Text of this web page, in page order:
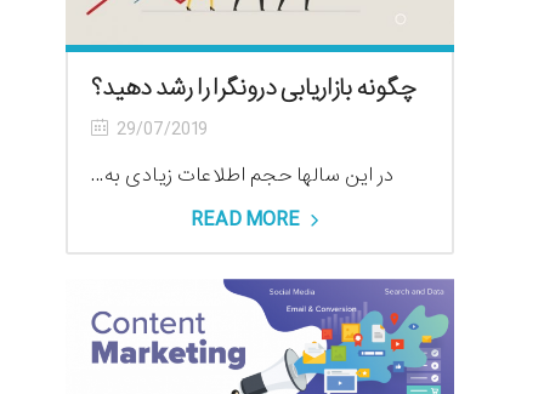
چگونه بازاریابی درونگرا را رشد دهید؟
29/07/2019
در این سالها حجم اطلاعات زیادی به...
READ MORE